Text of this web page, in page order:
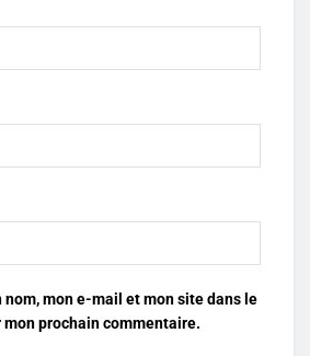
nom, mon e-mail et mon site dans le
prochain commentaire.